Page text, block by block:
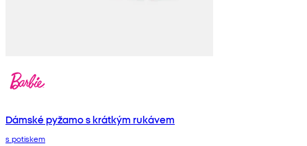
Dámské pyžamo s krátkým rukávem
s potiskem